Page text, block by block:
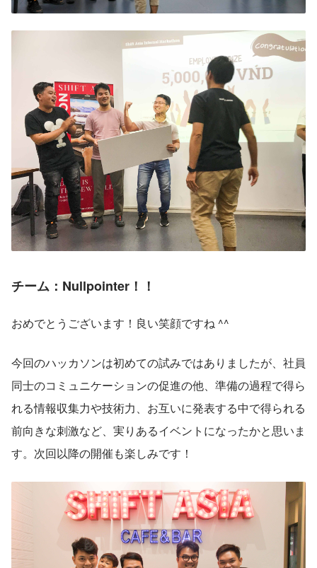
チーム： Nullpointer！！
おめでとうございます！良い笑顔ですね ^^
今回のハッカソンは初めての試みではありましたが、社員
同士のコミュニケーションの促進の他、準備の過程で得ら
れる情報収集力や技術力、お互いに発表する中で得られる
前向きな刺激など、実りあるイベントになったかと思いま
す。次回以降の開催も楽しみです！